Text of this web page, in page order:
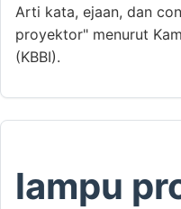
Arti kata, ejaan, dan
proyektor" menurut
(KBBI).
lampu